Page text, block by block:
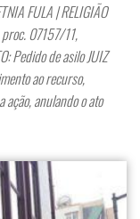
FULA | RELIGIÃO
07157/11,
Pedido de asilo JUIZ
ao recurso,
anulando o ato